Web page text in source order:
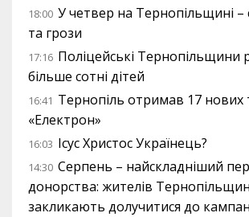
18:00 У четвер на Тернопільщині –
та грози
17:16 Поліцейські Тернопільщини
більше сотні дітей
16:41 Тернопіль отримав 17 нових
«Електрон»
16:03 Ісус Христос Українець?
14:30 Серпень – найскладніший
донорства: жителів
закликають долучитися до